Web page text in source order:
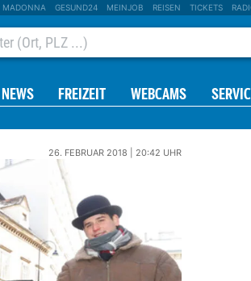
MADONNA GESUND24 MEINJOB REISEN TICKETS
NEWS FREIZEIT WEBCAMS
26. FEBRUAR 2018 | 20:42 UHR